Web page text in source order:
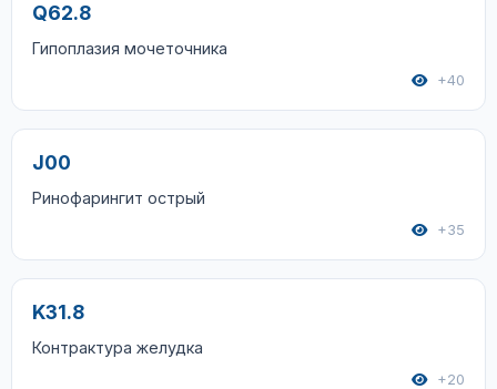
Q62.8
Гипоплазия мочеточника
+40
J00
Ринофарингит острый
+35
K31.8
Контрактура желудка
+20